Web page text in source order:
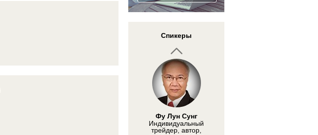
Спикеры
Инвестиционный
Фу Лун Сунг
трейдер, автор,
преподаватель и
Форекс-тренер